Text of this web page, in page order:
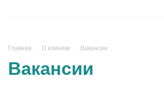
Главная О клинике Вакансии
Вакансии